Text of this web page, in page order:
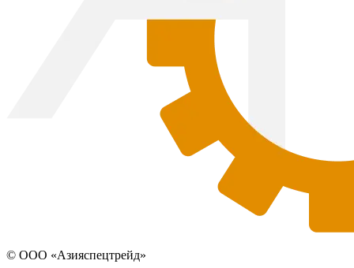
© ООО «Азияспецтрейд»